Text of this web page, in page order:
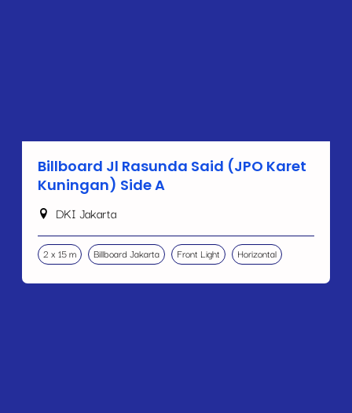
Billboard Jl Rasunda Said (JPO Karet
Kuningan) Side A
DKI Jakarta
2 x 15 m Billboard Jakarta Front Light Horizontal